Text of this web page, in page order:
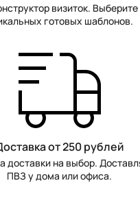
визиток. Выберите
готовых шаблонов.
от 250 рублей
доставки на выбор.
ПВЗ у дома или офиса.